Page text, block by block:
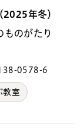
年冬）
ものがたり
0578-6
教室